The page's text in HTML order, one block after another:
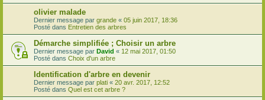
olivier malade
Dernier message par grande « 05 juin 2017, 18:36
Posté dans Entretien des arbres
Démarche simplifiée ; Choisir un arbre
Dernier message par David « 12 mai 2017, 01:50
Posté dans Choix d'un arbre
Identification d'arbre en devenir
Dernier message par plati « 20 avr. 2017, 12:52
Posté dans Quel est cet arbre ?